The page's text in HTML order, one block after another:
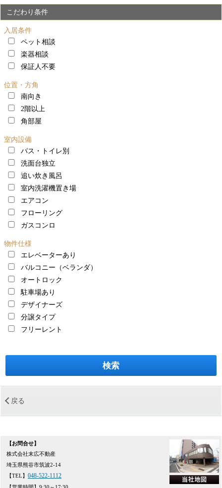
こだわり条件
入居条件
ペット相談
楽器相談
保証人不要
位置・方角
南向き
2階以上
角部屋
室内設備
バス・トイレ別
洗面台独立
追い炊き風呂
室内洗濯機置き場
エアコン
フローリング
ガスコンロ
物件仕様
エレベーターあり
バルコニー（ベランダ）
オートロック
駐車場あり
デザイナーズ
分譲タイプ
フリーレント
戻る
【お問合せ】
株式会社末広不動産
埼玉県熊谷市筑波2-14
【TEL】 048-522-1112
【営業時間】9:30～17:30